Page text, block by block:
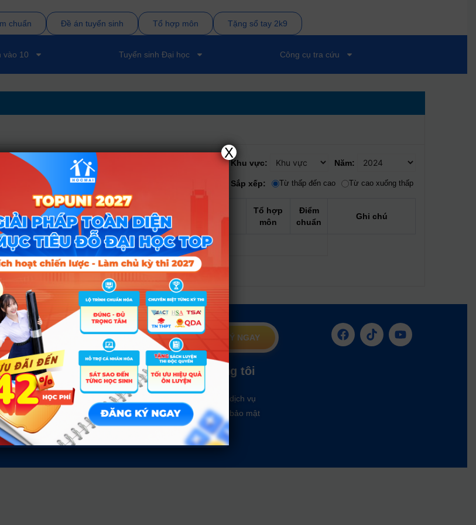
chuẩn Đề án tuyển sinh Tổ hợp môn Tặng sổ tay 2k9
vào 10 Tuyển sinh Đại học Công cụ tra cứu
Khu vực: Năm:
Sắp xếp: Từ thấp đến cao Từ cao xuống thấp
Chuyên ngành Mã ngành
Tổ hợp
môn
Điểm
chuẩn
Ghi chú
chưa được công bố. Vui lòng quay lại sau!
ĐĂNG KÝ NGAY
nổi bật
vào 10
Đại học
Về chúng tôi
Liên hệ
Điều khoản dịch vụ
Chính sách bảo mật
X